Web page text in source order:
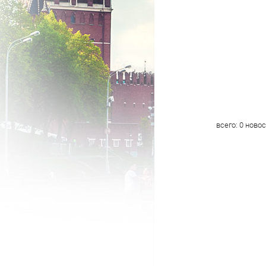
всего: 0